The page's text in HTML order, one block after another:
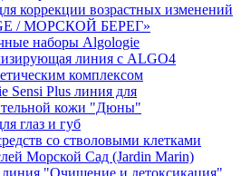
коррекции возрастных изменений
/ МОРСКОЙ БЕРЕГ»
наборы Algologie
линия с ALGO4
комплексом
Sensi Plus линия для
кожи "Дюны"
глаз и губ
со стволовыми клетками
Морской Сад (Jardin Marin)
линия "Очищение и детоксикация"